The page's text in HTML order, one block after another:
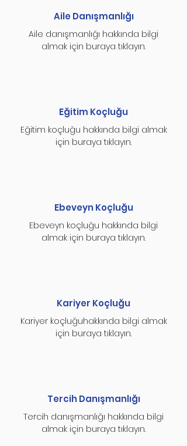
Aile Danışmanlığı
Aile danışmanlığı hakkında bilgi
almak için buraya tıklayın.
Eğitim Koçluğu
Eğitim koçluğu hakkında bilgi almak
için buraya tıklayın.
Ebeveyn Koçluğu
Ebeveyn koçluğu hakkında bilgi
almak için buraya tıklayın.
Kariyer Koçluğu
Kariyer koçluğuhakkında bilgi almak
için buraya tıklayın.
Tercih Danışmanlığı
Tercih danışmanlığı hakkında bilgi
almak için buraya tıklayın.